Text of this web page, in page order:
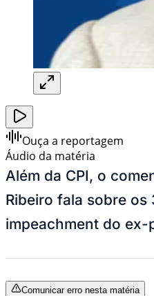
Ouça a reportagem
Áudio da matéria
Além da CPI, o
Ribeiro fala sobre os
impeachment do ex-
Comunicar erro nesta matéria